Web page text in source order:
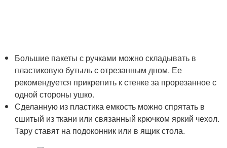
Большие пакеты с ручками можно складывать в
пластиковую бутыль с отрезанным дном. Ее
рекомендуется прикрепить к стенке за прорезанное с
одной стороны ушко.
Сделанную из пластика емкость можно спрятать в
сшитый из ткани или связанный крючком яркий чехол.
Тару ставят на подоконник или в ящик стола.